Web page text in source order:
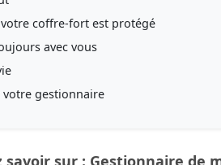
coffre-fort est protégé
avec vous
votre gestionnaire
sur : Gestionnaire de